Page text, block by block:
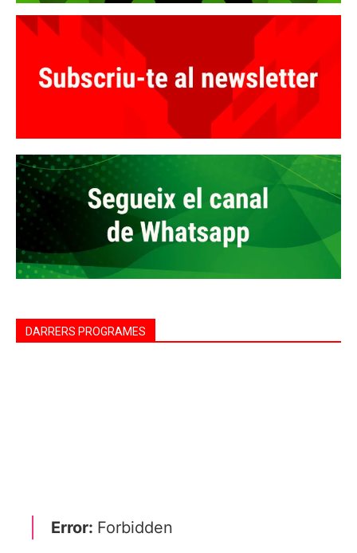
DARRERS PROGRAMES